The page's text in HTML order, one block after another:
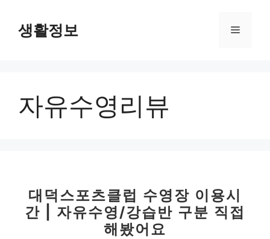
생활정보 메
자유수영리뷰
대덕스포츠클럽 수영장 이용시
간 | 자유수영/강습반 구분 직접
해봤어요